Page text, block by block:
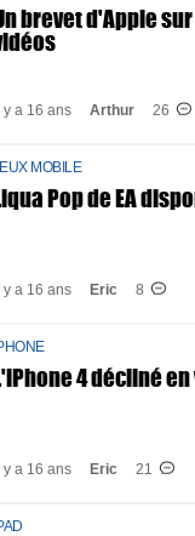
brevet d'Apple
Il y a 16 ans Arthur 26
MOBILE
Pop de EA
Il y a 16 ans Eric 8
4 décliné en
Il y a 16 ans Eric 21